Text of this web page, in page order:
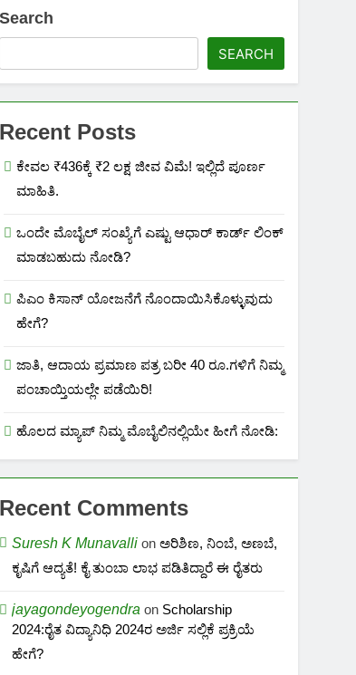
ಮೊಬೈಲ್ ನಂಬರ ಲಿಂಕ್ ಇದೆ ಗೊತ್ತಾ!
Search
SEARCH
Recent Posts
ಕೇವಲ ₹436ಕ್ಕೆ ₹2 ಲಕ್ಷ ಜೀವ ವಿಮೆ! ಇಲ್ಲಿದೆ ಪೂರ್ಣ
ಮಾಹಿತಿ.
ಒಂದೇ ಮೊಬೈಲ್ ಸಂಖ್ಯೆಗೆ ಎಷ್ಟು ಆಧಾರ್ ಕಾರ್ಡ್ ಲಿಂಕ್
ಮಾಡಬಹುದು ನೋಡಿ?
ಪಿಎಂ ಕಿಸಾನ್ ಯೋಜನೆಗೆ ನೊಂದಾಯಿಸಿಕೊಳ್ಳುವುದು
ಹೇಗೆ?
ಜಾತಿ, ಆದಾಯ ಪ್ರಮಾಣ ಪತ್ರ ಬರೀ 40 ರೂ.ಗಳಿಗೆ ನಿಮ್ಮ
ಪಂಚಾಯ್ತಿಯಲ್ಲೇ ಪಡೆಯಿರಿ!
ಹೊಲದ ಮ್ಯಾಪ್ ನಿಮ್ಮ ಮೊಬೈಲಿನಲ್ಲಿಯೇ ಹೀಗೆ ನೋಡಿ:
Recent Comments
Suresh K Munavalli onಅರಿಶಿಣ, ನಿಂಬೆ, ಅಣಬೆ,
ಕೃಷಿಗೆ ಆದ್ಯತೆ! ಕೈ ತುಂಬಾ ಲಾಭ ಪಡಿತಿದ್ದಾರೆ ಈ ರೈತರು
jayagondeyogendra on Scholarship
2024:ರೈತ ವಿದ್ಯಾನಿಧಿ 2024ರ ಅರ್ಜಿ ಸಲ್ಲಿಕೆ ಪ್ರಕ್ರಿಯೆ
ಹೇಗೆ?